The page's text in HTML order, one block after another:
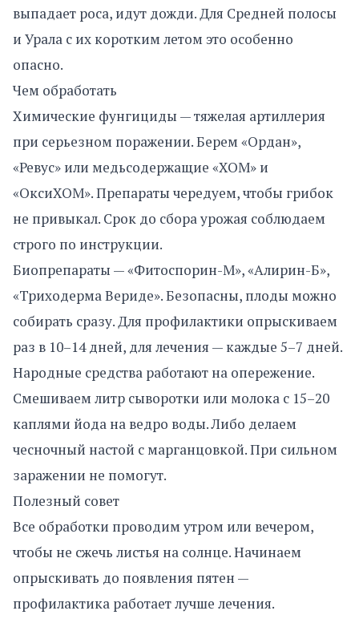
выпадает роса, идут дожди. Для Средней полосы
и Урала с их коротким летом это особенно
опасно.
Чем обработать
Химические фунгициды — тяжелая артиллерия
при серьезном поражении. Берем «Ордан»,
«Ревус» или медьсодержащие «ХОМ» и
«ОксиХОМ». Препараты чередуем, чтобы грибок
не привыкал. Срок до сбора урожая соблюдаем
строго по инструкции.
Биопрепараты — «Фитоспорин-М», «Алирин-Б»,
«Триходерма Вериде». Безопасны, плоды можно
собирать сразу. Для профилактики опрыскиваем
раз в 10–14 дней, для лечения — каждые 5–7 дней.
Народные средства работают на опережение.
Смешиваем литр сыворотки или молока с 15–20
каплями йода на ведро воды. Либо делаем
чесночный настой с марганцовкой. При сильном
заражении не помогут.
Полезный совет
Все обработки проводим утром или вечером,
чтобы не сжечь листья на солнце. Начинаем
опрыскивать до появления пятен —
профилактика работает лучше лечения.